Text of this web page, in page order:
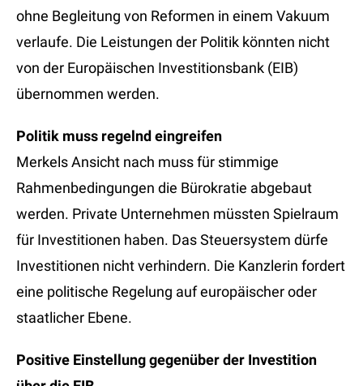
ohne Begleitung von Reformen in einem Vakuum
verlaufe. Die Leistungen der Politik könnten nicht
von der Europäischen Investitionsbank (EIB)
übernommen werden.
Politik muss regelnd eingreifen
Merkels Ansicht nach muss für stimmige
Rahmenbedingungen die Bürokratie abgebaut
werden. Private Unternehmen müssten Spielraum
für Investitionen haben. Das Steuersystem dürfe
Investitionen nicht verhindern. Die Kanzlerin fordert
eine politische Regelung auf europäischer oder
staatlicher Ebene.
Positive Einstellung gegenüber der Investition